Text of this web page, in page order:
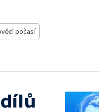
počasí